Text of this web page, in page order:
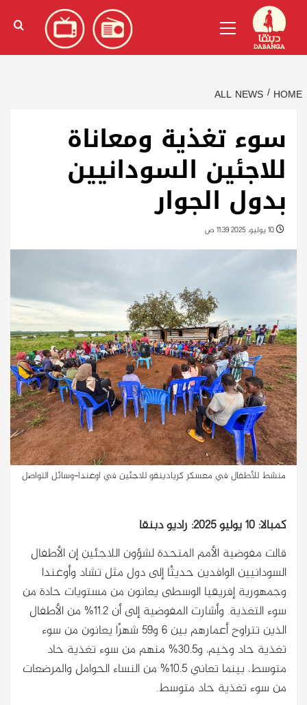
content
الإنجليزية)
Menu
HOME
ALL NEWS
سوء تغذية ومعاناة
للاجئين السودانيين
بدول الجوار
منشط للأطفال في معسكر كريادينقو للاجئين في اوغندا-وسائل التواصل
كمبالا: 10 يوليو 2025: راديو دبنقا
قالت مفوضية الأمم المتحدة لشؤون اللاجئين إن الأطفال
السودانيين الوافدين حديثًا إلى دول مثل تشاد وأوغندا
وجمهورية إفريقيا الوسطى يعانون من مستويات حادة من
سوء التغذية. وأشارت المفوضية إلى أن 11.2% من الأطفال
الذين تتراوح أعمارهم بين 6 و59 شهرًا يعانون من سوء
تغذية حاد وخيم، و30.5% منهم من سوء تغذية حاد
متوسط، بينما تعاني 10.5% من النساء الحوامل والمرضعات
من سوء تغذية حاد متوسط.